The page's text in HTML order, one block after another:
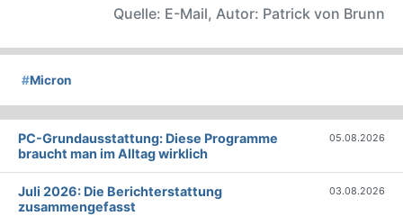
Quelle: E-Mail, Autor: Patrick von Brunn
#Micron
PC-Grundausstattung: Diese Programme
braucht man im Alltag wirklich
05.08.2026
Juli 2026: Die Bericht­erstattung
zusammengefasst
03.08.2026